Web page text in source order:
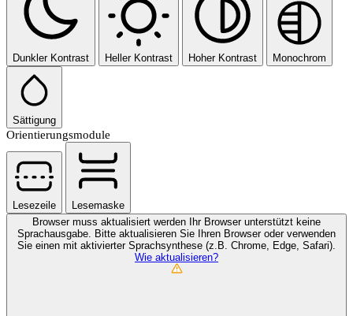
Dunkler Kontrast Heller Kontrast Hoher Kontrast Monochrom
Sättigung
Orientierungsmodule
Lesezeile
Lesemaske
Browser muss aktualisiert werden
Ihr Browser unterstützt keine
Sprachausgabe. Bitte aktualisieren Sie Ihren Browser oder verwenden
Sie einen mit aktivierter Sprachsynthese (z.B. Chrome, Edge, Safari).
Wie aktualisieren?